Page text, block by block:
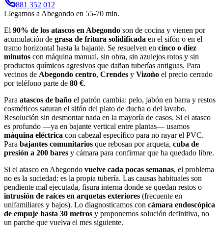
881 352 012
Llegamos a Abegondo en 55-70 min.
El 90% de los atascos en Abegondo son de cocina y vienen por
acumulación de grasa de fritura solidificada en el sifón o en el
tramo horizontal hasta la bajante. Se resuelven en cinco o diez
minutos con máquina manual, sin obra, sin azulejos rotos y sin
productos químicos agresivos que dañan tuberías antiguas. Para
vecinos de Abegondo centro, Crendes y Vizoño el precio cerrado
por teléfono parte de 80 €.
Para atascos de baño el patrón cambia: pelo, jabón en barra y restos
cosméticos saturan el sifón del plato de ducha o del lavabo.
Resolución sin desmontar nada en la mayoría de casos. Si el atasco
es profundo —ya en bajante vertical entre plantas— usamos
máquina eléctrica con cabezal específico para no rayar el PVC.
Para bajantes comunitarios que rebosan por arqueta, cuba de
presión a 200 bares y cámara para confirmar que ha quedado libre.
Si el atasco en Abegondo vuelve cada pocas semanas, el problema
no es la suciedad: es la propia tubería. Las causas habituales son
pendiente mal ejecutada, fisura interna donde se quedan restos o
intrusión de raíces en arquetas exteriores (frecuente en
unifamiliares y bajos). Lo diagnosticamos con cámara endoscópica
de empuje hasta 30 metros y proponemos solución definitiva, no
un parche que vuelva el mes siguiente.